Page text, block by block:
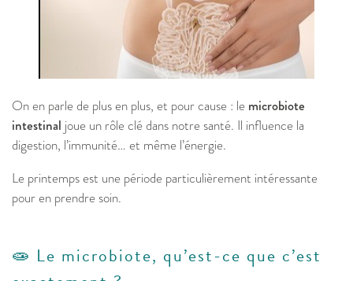
On en parle de plus en plus, et pour cause : le microbiote
intestinal joue un rôle clé dans notre santé. Il influence la
digestion, l’immunité… et même l’énergie.
Le printemps est une période particulièrement intéressante
pour en prendre soin.
🧫 Le microbiote, qu’est-ce que c’est